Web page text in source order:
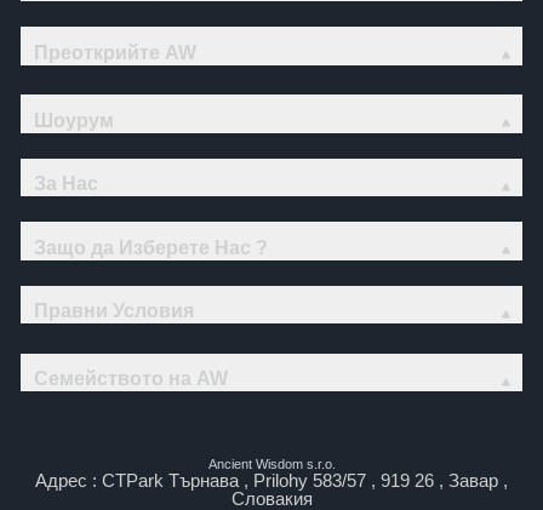
Преоткрийте AW
Шоурум
За Нас
Защо да Изберете Нас ?
Правни Условия
Семейството на AW
Ancient Wisdom s.r.o.
Адрес : CTPark Търнава , Prilohy 583/57 , 919 26 , Завар ,
Словакия